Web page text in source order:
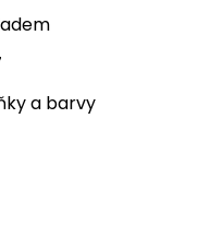
a barvy